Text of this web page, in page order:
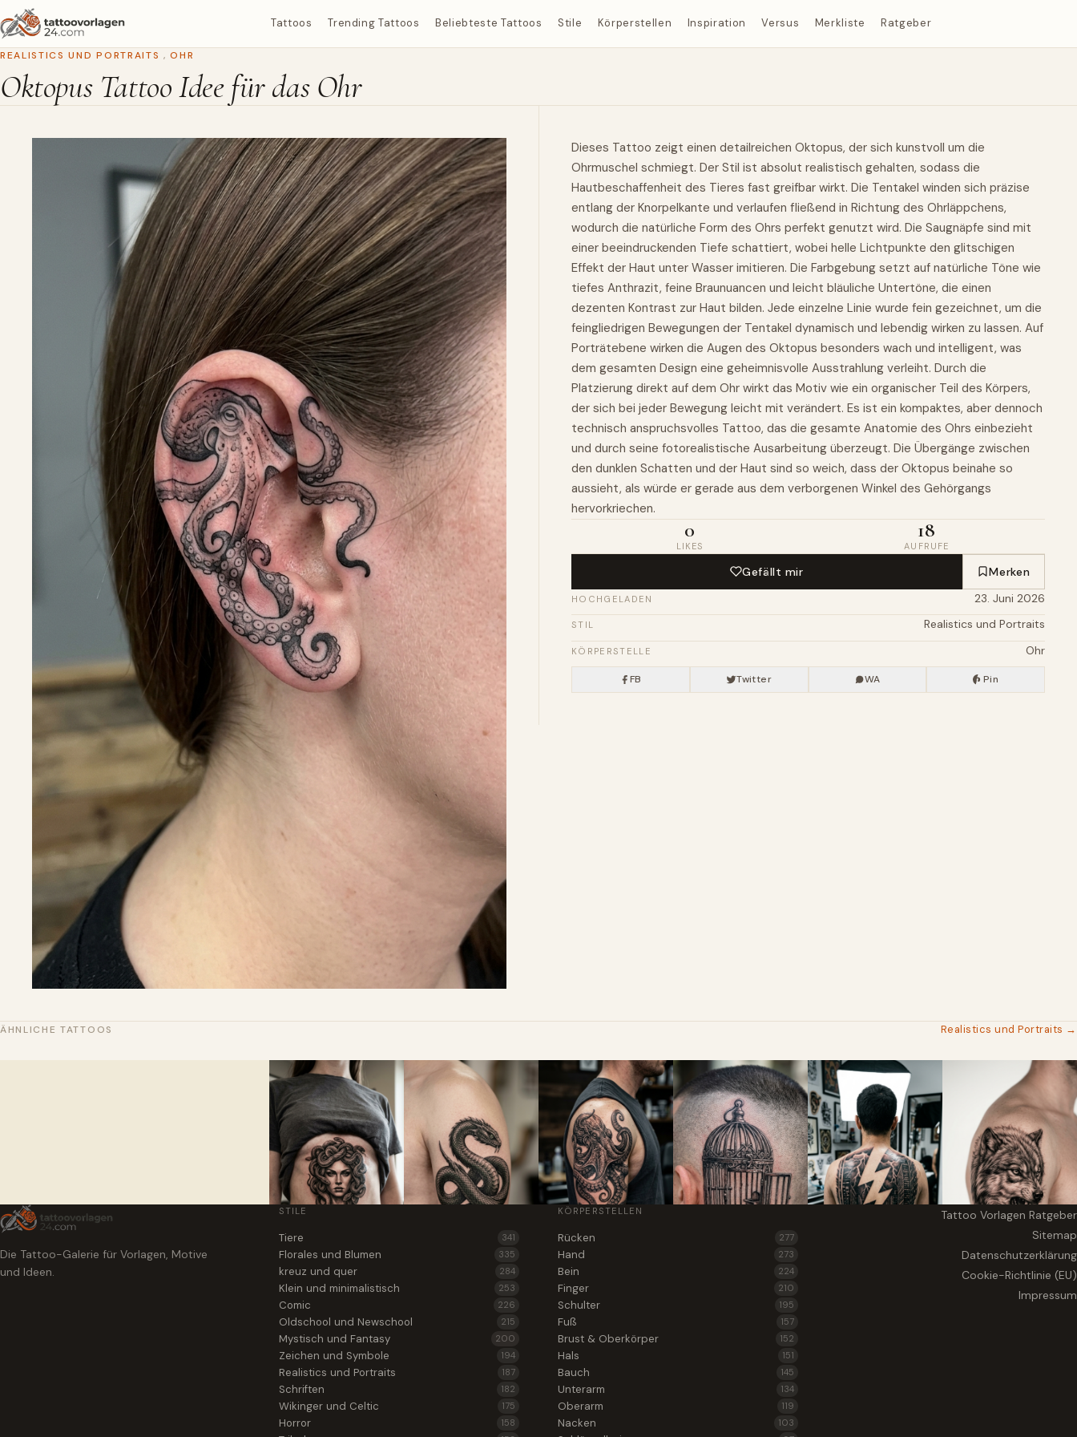
Tattoos Trending Tattoos Beliebteste Tattoos Stile Körperstellen Inspiration Versus Merkliste Ratgeber
REALISTICS UND PORTRAITS , OHR
Oktopus Tattoo Idee für das Ohr
Dieses Tattoo zeigt einen detailreichen Oktopus, der sich kunstvoll um die
Ohrmuschel schmiegt. Der Stil ist absolut realistisch gehalten, sodass die
Hautbeschaffenheit des Tieres fast greifbar wirkt. Die Tentakel winden sich präzise
entlang der Knorpelkante und verlaufen fließend in Richtung des Ohrläppchens,
wodurch die natürliche Form des Ohrs perfekt genutzt wird. Die Saugnäpfe sind mit
einer beeindruckenden Tiefe schattiert, wobei helle Lichtpunkte den glitschigen
Effekt der Haut unter Wasser imitieren. Die Farbgebung setzt auf natürliche Töne wie
tiefes Anthrazit, feine Braunuancen und leicht bläuliche Untertöne, die einen
dezenten Kontrast zur Haut bilden. Jede einzelne Linie wurde fein gezeichnet, um die
feingliedrigen Bewegungen der Tentakel dynamisch und lebendig wirken zu lassen. Auf
Porträtebene wirken die Augen des Oktopus besonders wach und intelligent, was
dem gesamten Design eine geheimnisvolle Ausstrahlung verleiht. Durch die
Platzierung direkt auf dem Ohr wirkt das Motiv wie ein organischer Teil des Körpers,
der sich bei jeder Bewegung leicht mit verändert. Es ist ein kompaktes, aber dennoch
technisch anspruchsvolles Tattoo, das die gesamte Anatomie des Ohrs einbezieht
und durch seine fotorealistische Ausarbeitung überzeugt. Die Übergänge zwischen
den dunklen Schatten und der Haut sind so weich, dass der Oktopus beinahe so
aussieht, als würde er gerade aus dem verborgenen Winkel des Gehörgangs
hervorkriechen.
0
LIKES
18
AUFRUFE
Gefällt mir Merken
HOCHGELADEN 23. Juni 2026
STIL Realistics und Portraits
KÖRPERSTELLE Ohr
FB Twitter WA Pin
ÄHNLICHE TATTOOS Realistics und Portraits →
Die Tattoo-Galerie für Vorlagen, Motive
und Ideen.
STILE
Tiere 341
Florales und Blumen 335
kreuz und quer 284
Klein und minimalistisch 253
Comic 226
Oldschool und Newschool 215
Mystisch und Fantasy 200
Zeichen und Symbole 194
Realistics und Portraits 187
Schriften 182
Wikinger und Celtic 175
Horror 158
KÖRPERSTELLEN
Rücken 277
Hand 273
Bein 224
Finger 210
Schulter 195
Fuß 157
Brust & Oberkörper 152
Hals 151
Bauch 145
Unterarm 134
Oberarm 119
Nacken 103
Tattoo Vorlagen Ratgeber
Sitemap
Datenschutzerklärung
Cookie-Richtlinie (EU)
Impressum